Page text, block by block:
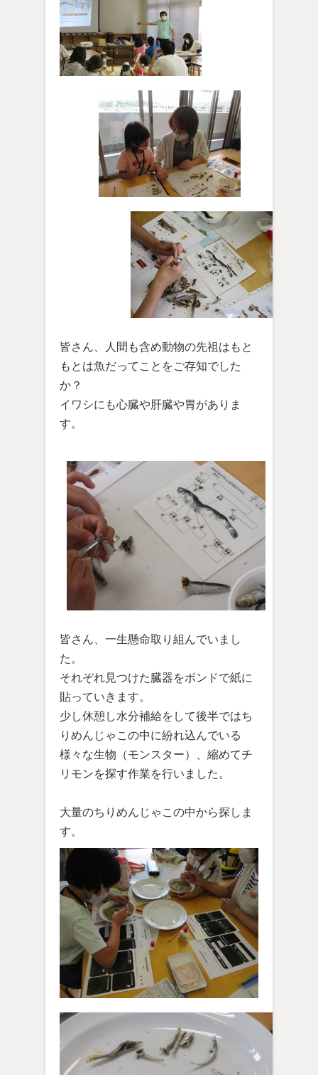
皆さん、人間も含め動物の先祖はもと
もとは魚だってことをご存知でした
か？
イワシにも心臓や肝臓や胃がありま
す。
皆さん、一生懸命取り組んでいまし
た。
それぞれ見つけた臓器をボンドで紙に
貼っていきます。
少し休憩し水分補給をして後半ではち
りめんじゃこの中に紛れ込んでいる
様々な生物（モンスター）、縮めてチ
リモンを探す作業を行いました。
大量のちりめんじゃこの中から探しま
す。